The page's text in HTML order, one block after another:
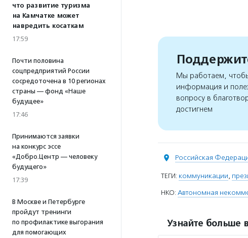
что развитие туризма
на Камчатке может
навредить косаткам
17:59
Почти половина
соцпредприятий России
сосредоточена в 10 регионах
страны — фонд «Наше
будущее»
17:46
Принимаются заявки
на конкурс эссе
«Добро.Центр — человеку
будущего»
17:39
В Москве и Петербурге
пройдут тренинги
по профилактике выгорания
для помогающих
Мы работаем,
информация и
вопросу в
достигнем
Российская
ТЕГИ: коммуникации,
НКО: Автономная
Узнайте больше